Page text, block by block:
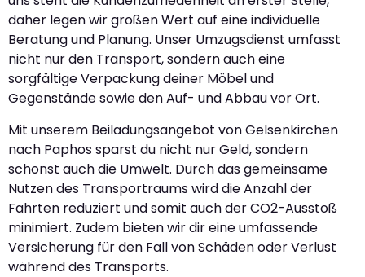
daher legen wir großen Wert auf eine individuelle
Beratung und Planung. Unser Umzugsdienst umfasst
nicht nur den Transport, sondern auch eine
sorgfältige Verpackung deiner Möbel und
Gegenstände sowie den Auf- und Abbau vor Ort.
Mit unserem Beiladungsangebot von Gelsenkirchen
nach Paphos sparst du nicht nur Geld, sondern
schonst auch die Umwelt. Durch das gemeinsame
Nutzen des Transportraums wird die Anzahl der
Fahrten reduziert und somit auch der CO2-Ausstoß
minimiert. Zudem bieten wir dir eine umfassende
Versicherung für den Fall von Schäden oder Verlust
während des Transports.